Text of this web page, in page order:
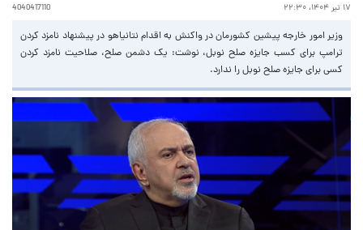
۱۷ تیر ۱۴۰۴، ۲۲:۳۰ 4040417110
وزیر امور خارجه پیشین کشورمان در واکنش به اقدام نتانیاهو در پیشنهاد نامزد کردن
ترامپ برای کسب جایزه صلح نوبل، نوشت: یک دشمن صلح، صلاحیت نامزد کردن
کسی برای جایزه صلح نوبل را ندارد.